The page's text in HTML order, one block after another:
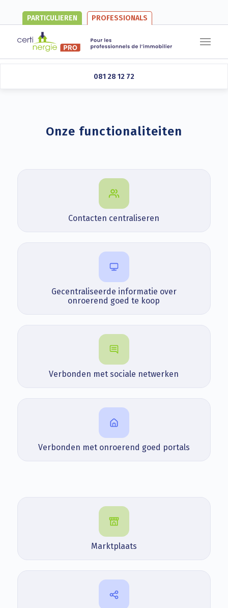
PARTICULIEREN PROFESSIONALS
Se connecter
081 28 12 72
Onze functionaliteiten
Contacten centraliseren
Gecentraliseerde informatie over
onroerend goed te koop
Verbonden met sociale netwerken
Verbonden met onroerend goed portals
Marktplaats